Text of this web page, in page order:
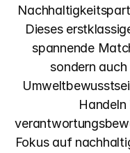
Dieses
spannende
sondern
Fokus auf